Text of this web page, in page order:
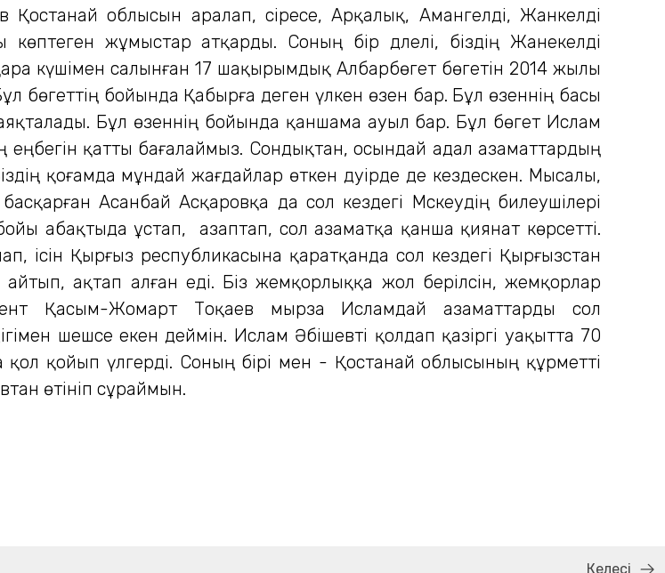
облысын аралап, әсіресе, Арқалық, Амангелді, Жанкелді
көптеген жұмыстар атқарды. Соның бір дәлелі, біздің Жанекелді
күшімен салынған 17 шақырымдық Албарбөгет бөгетін 2014 жылы
бөгеттің бойында Қабырға деген үлкен өзен бар. Бұл өзеннің басы
Бұл өзеннің бойында қаншама ауыл бар. Бұл бөгет Ислам
еңбегін қатты бағалаймыз. Сондықтан, осындай адал азаматтардың
қоғамда мұндай жағдайлар өткен дәуірде де кездескен. Мысалы,
Асанбай Асқаровқа да сол кездегі Мәскеудің билеушілері
абақтыда ұстап, азаптап, сол азаматқа қанша қиянат көрсетті.
ісін Қырғыз республикасына қаратқанда сол кездегі Қырғызстан
ақтап алған еді. Біз жемқорлыққа жол берілсін, жемқорлар
Қасым-Жомарт Тоқаев мырза Исламдай азаматтарды сол
шешсе екен деймін. Ислам Әбішевті қолдап қазіргі уақытта 70
қойып үлгерді. Соның бірі мен - Қостанай облысының құрметті
өтініп сұраймын.
Келесі